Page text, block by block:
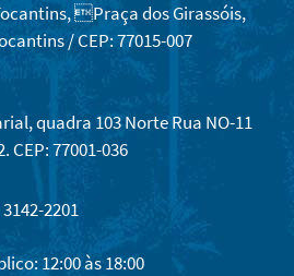
Praça dos Girassóis,
/ CEP: 77015-007
quadra 103 Norte Rua NO-11
CEP: 77001-036
2201
12:00 às 18:00